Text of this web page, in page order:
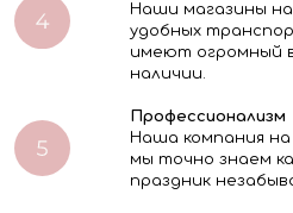
Наши магазины
удобных
имеют огромный
наличии.
Профессионализм
Наша компания на
мы точно знаем
праздник